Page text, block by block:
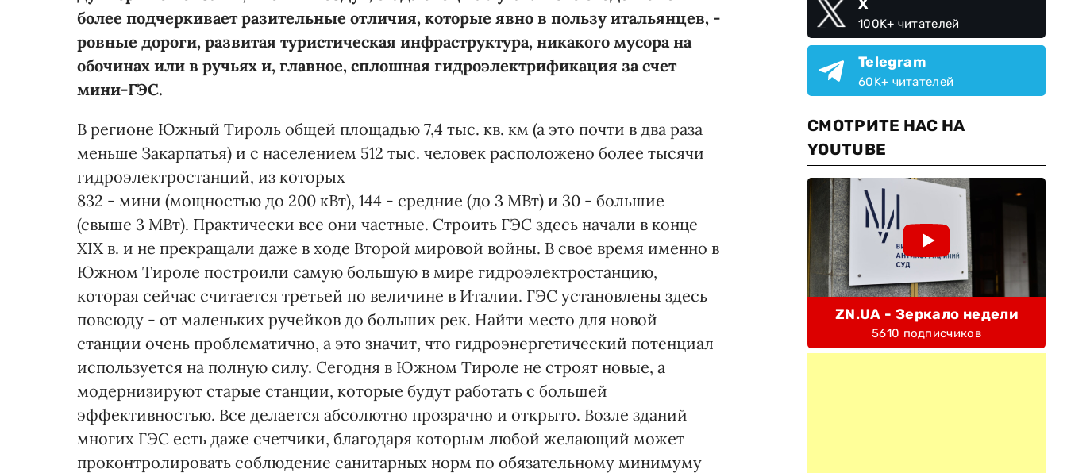
более подчеркивает разительные отличия, которые явно в пользу итальянцев, -
ровные дороги, развитая туристическая инфраструктура, никакого мусора на
обочинах или в ручьях и, главное, сплошная гидроэлектрификация за счет
мини-ГЭС.
В регионе Южный Тироль общей площадью 7,4 тыс. кв. км (а это почти в два раза
меньше Закарпатья) и с населением 512 тыс. человек расположено более тысячи
гидроэлектростанций, из которых
832 - мини (мощностью до 200 кВт), 144 - средние (до 3 МВт) и 30 - большие
(свыше 3 МВт). Практически все они частные. Строить ГЭС здесь начали в конце
XIX в. и не прекращали даже в ходе Второй мировой войны. В свое время именно в
Южном Тироле построили самую большую в мире гидроэлектростанцию,
которая сейчас считается третьей по величине в Италии. ГЭС установлены здесь
повсюду - от маленьких ручейков до больших рек. Найти место для новой
станции очень проблематично, а это значит, что гидроэнергетический потенциал
используется на полную силу. Сегодня в Южном Тироле не строят новые, а
модернизируют старые станции, которые будут работать с большей
эффективностью. Все делается абсолютно прозрачно и открыто. Возле зданий
многих ГЭС есть даже счетчики, благодаря которым любой желающий может
проконтролировать соблюдение санитарных норм по обязательному минимуму
X
100K+ читателей
Telegram
60K+ читателей
СМОТРИТЕ НАС НА
YOUTUBE
ZN.UA - Зеркало недели
5610 подписчиков